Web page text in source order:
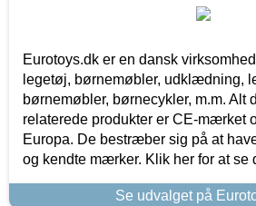
Eurotoys.dk er en dansk
legetøj, børnemøbler, udklædning,
børnemøbler, børnecykler, m.m. Alt
relaterede produkter er CE-mærket
Europa. De bestræber sig på at
og kendte mærker. Klik her for at se
Se udvalget på